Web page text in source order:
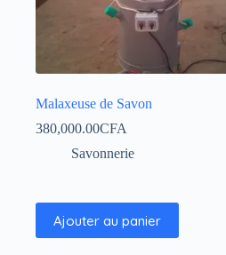
Malaxeuse de Savon
380,000.00CFA
Savonnerie
Ajouter au panier